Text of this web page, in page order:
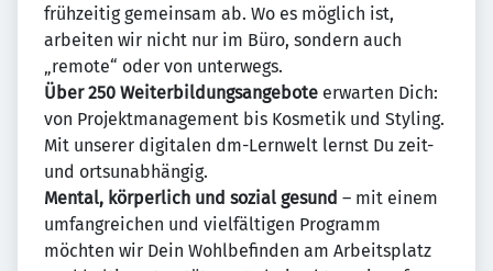
frühzeitig gemeinsam ab. Wo es möglich ist,
arbeiten wir nicht nur im Büro, sondern auch
„remote“ oder von unterwegs.
Über 250 Weiterbildungsangebote erwarten Dich:
von Projektmanagement bis Kosmetik und Styling.
Mit unserer digitalen dm-Lernwelt lernst Du zeit-
und ortsunabhängig.
Mental, körperlich und sozial gesund – mit einem
umfangreichen und vielfältigen Programm
möchten wir Dein Wohlbefinden am Arbeitsplatz